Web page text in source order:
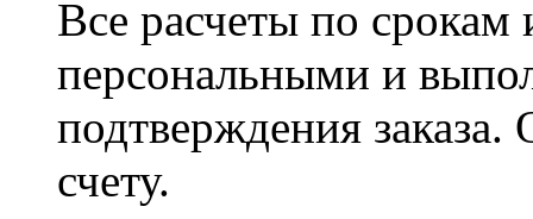
Все расчеты по срокам
персональными и
подтверждения заказа.
счету.